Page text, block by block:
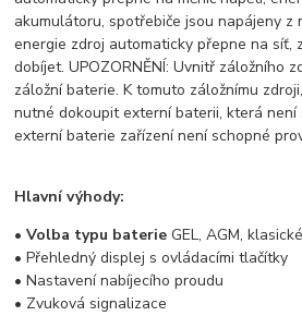
akumulátoru, spotřebiče jsou napájeny z
energie zdroj automaticky přepne na síť,
dobíjet. UPOZORNĚNÍ: Uvnitř záložního
záložní baterie. K tomuto záložnímu
nutné dokoupit externí baterii, která
externí baterie zařízení není schopné
Hlavní výhody:
•Volba typu baterie GEL, AGM,
• Přehledný displej s ovládacími tlačítky
• Nastavení nabíjecího proudu
• Zvuková signalizace